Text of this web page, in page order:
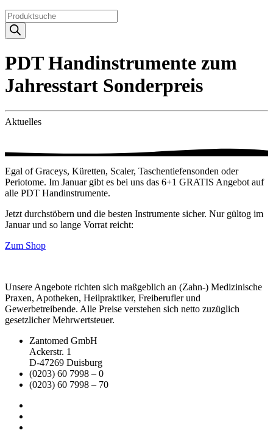
Products
search
PDT Handinstrumente zum
Jahresstart Sonderpreis
Aktuelles
Egal of Graceys, Küretten, Scaler, Taschentiefensonden oder
Periotome. Im Januar gibt es bei uns das 6+1 GRATIS Angebot auf
alle PDT Handinstrumente.
Jetzt durchstöbern und die besten Instrumente sicher. Nur gültog im
Januar und so lange Vorrat reicht:
Zum Shop
Unsere Angebote richten sich maßgeblich an (Zahn-) Medizinische
Praxen, Apotheken, Heilpraktiker, Freiberufler und
Gewerbetreibende. Alle Preise verstehen sich netto zuzüglich
gesetzlicher Mehrwertsteuer.
Zantomed GmbH
Ackerstr. 1
D-47269 Duisburg
(0203) 60 7998 – 0
(0203) 60 7998 – 70